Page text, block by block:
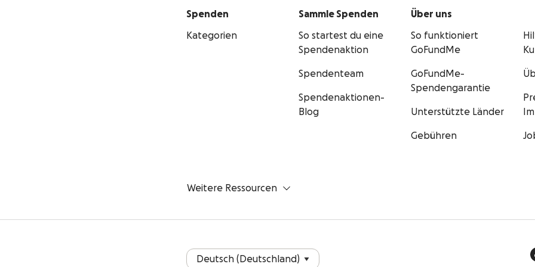
Spenden
Kategorien
Sammle Spenden
So startest du eine
Spendenaktion
Spendenteam
Spendenaktionen-
Blog
Über uns
So funktioniert
GoFundMe
GoFundMe-
Spendengarantie
Unterstützte Länder
Gebühren
Weitere Ressourcen